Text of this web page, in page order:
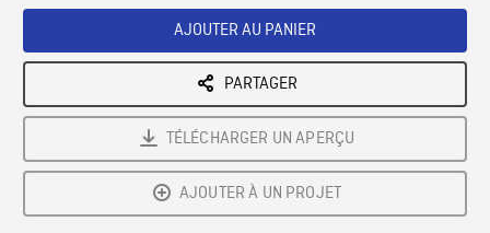
AJOUTER AU PANIER
PARTAGER
TÉLÉCHARGER UN APERÇU
AJOUTER À UN PROJET